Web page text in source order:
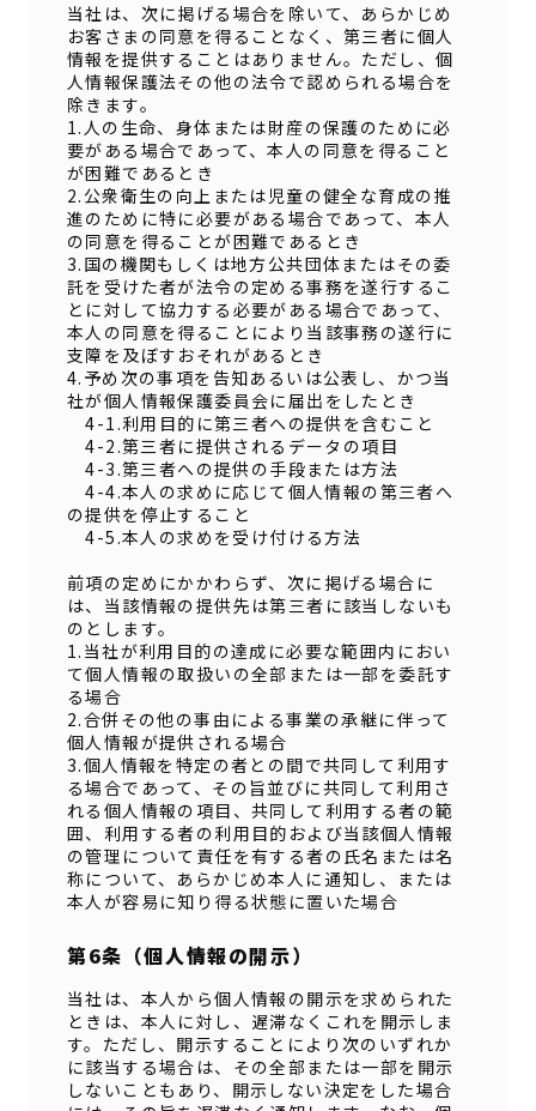
当社は、次に掲げる場合を除いて、あらかじめ
お客さまの同意を得ることなく、第三者に個人
情報を提供することはありません。ただし、個
人情報保護法その他の法令で認められる場合を
除きます。
1.人の生命、身体または財産の保護のために必
要がある場合であって、本人の同意を得ること
が困難であるとき
2.公衆衛生の向上または児童の健全な育成の推
進のために特に必要がある場合であって、本人
の同意を得ることが困難であるとき
3.国の機関もしくは地方公共団体またはその委
託を受けた者が法令の定める事務を遂行するこ
とに対して協力する必要がある場合であって、
本人の同意を得ることにより当該事務の遂行に
支障を及ぼすおそれがあるとき
4.予め次の事項を告知あるいは公表し、かつ当
社が個人情報保護委員会に届出をしたとき
4-1.利用目的に第三者への提供を含むこと
4-2.第三者に提供されるデータの項目
4-3.第三者への提供の手段または方法
4-4.本人の求めに応じて個人情報の第三者へ
の提供を停止すること
4-5.本人の求めを受け付ける方法
前項の定めにかかわらず、次に掲げる場合に
は、当該情報の提供先は第三者に該当しないも
のとします。
1.当社が利用目的の達成に必要な範囲内におい
て個人情報の取扱いの全部または一部を委託す
る場合
2.合併その他の事由による事業の承継に伴って
個人情報が提供される場合
3.個人情報を特定の者との間で共同して利用す
る場合であって、その旨並びに共同して利用さ
れる個人情報の項目、共同して利用する者の範
囲、利用する者の利用目的および当該個人情報
の管理について責任を有する者の氏名または名
称について、あらかじめ本人に通知し、または
本人が容易に知り得る状態に置いた場合
第6条（個人情報の開示）
当社は、本人から個人情報の開示を求められた
ときは、本人に対し、遅滞なくこれを開示しま
す。ただし、開示することにより次のいずれか
に該当する場合は、その全部または一部を開示
しないこともあり、開示しない決定をした場合